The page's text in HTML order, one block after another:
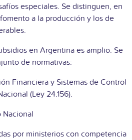
especiales. Se distinguen, en
a la producción y los de
en Argentina es amplio. Se
de normativas:
Financiera y Sistemas de Control
(Ley 24.156).
Nacional
por ministerios con competencia